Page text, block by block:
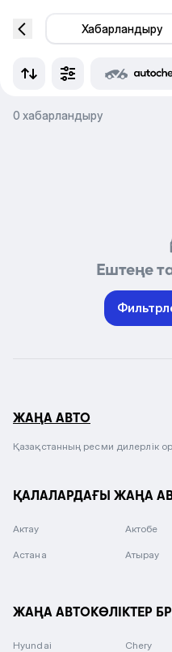
Хабарландыру
0 хабарландыру
Ештеңе
ЖАҢА АВТО
Қазақстанның ресми дилерлік
ҚАЛАЛАРДАҒЫ ЖАҢА
Актау Актобе
Астана Атырау
ЖАҢА АВТОКӨЛІКТЕР
Hyundai Chery